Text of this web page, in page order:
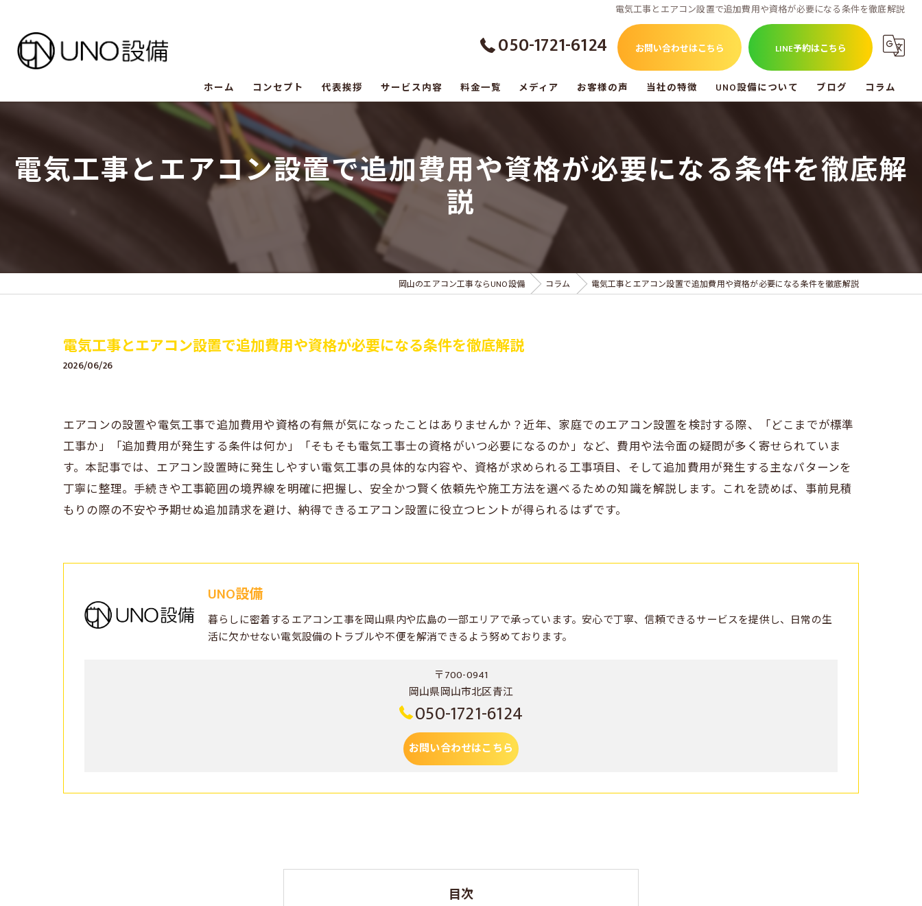
電気工事とエアコン設置で追加費用や資格が必要になる条件を徹底解説
050-1721-6124 お問い合わせはこちら LINE予約はこちら
ホーム コンセプト
UNO設備の口コミ情報
UNO設備の評判
UNO設備のお客様の声
代表挨拶 サービス内容 料金一覧 メディア お客様の声 当社の特徴
尾道市のエアコン工事
UNO設備について ブログ コラム
電気工事とエアコン設置で追加費用や資格が必要になる条件を徹底解
説
岡山のエアコン工事ならUNO設備 コラム 電気工事とエアコン設置で追加費用や資格が必要になる条件を徹底解説
電気工事とエアコン設置で追加費用や資格が必要になる条件を徹底解説
2026/06/26
エアコンの設置や電気工事で追加費用や資格の有無が気になったことはありませんか？近年、家庭でのエアコン設置を検討する際、「どこまでが標準
工事か」「追加費用が発生する条件は何か」「そもそも電気工事士の資格がいつ必要になるのか」など、費用や法令面の疑問が多く寄せられていま
す。本記事では、エアコン設置時に発生しやすい電気工事の具体的な内容や、資格が求められる工事項目、そして追加費用が発生する主なパターンを
丁寧に整理。手続きや工事範囲の境界線を明確に把握し、安全かつ賢く依頼先や施工方法を選べるための知識を解説します。これを読めば、事前見積
もりの際の不安や予期せぬ追加請求を避け、納得できるエアコン設置に役立つヒントが得られるはずです。
UNO設備
暮らしに密着するエアコン工事を岡山県内や広島の一部エリアで承っています。安心で丁寧、信頼できるサービスを提供し、日常の生
活に欠かせない電気設備のトラブルや不便を解消できるよう努めております。
〒700-0941
岡山県岡山市北区青江
050-1721-6124
お問い合わせはこちら
目次